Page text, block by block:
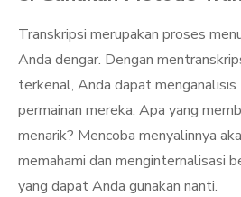
Transkripsi merupakan proses
Anda dengar. Dengan
terkenal, Anda dapat menganalisis
permainan mereka. Apa yang
menarik? Mencoba menyalinnya
memahami dan menginternalisasi
yang dapat Anda gunakan nanti.